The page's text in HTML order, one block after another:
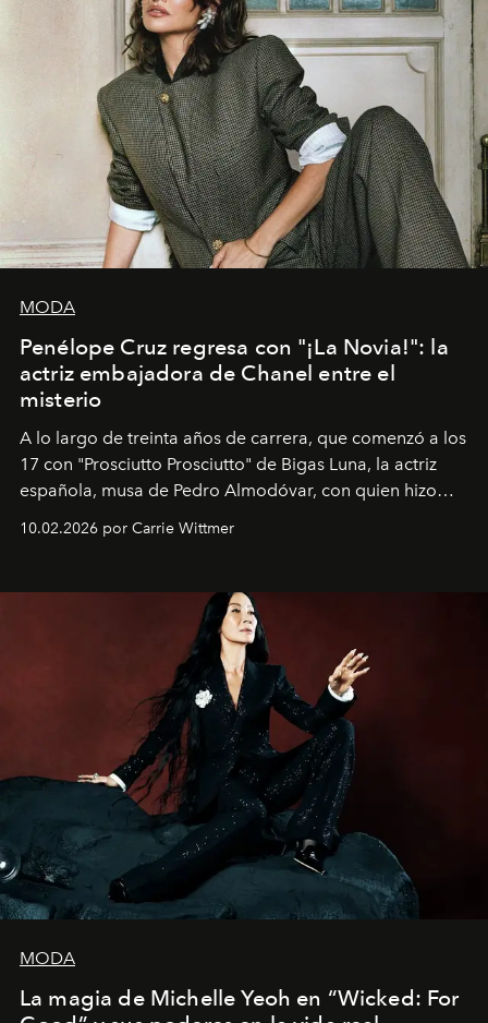
MODA
Penélope Cruz regresa con "¡La Novia!": la
actriz embajadora de Chanel entre el
misterio
A lo largo de treinta años de carrera, que comenzó a los
17 con "Prosciutto Prosciutto" de Bigas Luna, la actriz
española, musa de Pedro Almodóvar, con quien hizo
Barcelona", ha dividido su tiempo entre Europa y
dirigida por Maggie Gyllenhaal.
10.02.2026 por Carrie Wittmer
MODA
La magia de Michelle Yeoh en “Wicked: For